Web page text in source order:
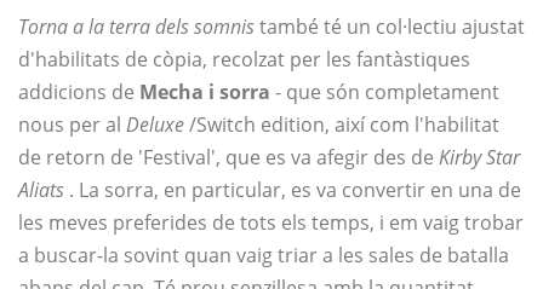
Torna a la terra dels somnistambé té un col·lectiu ajustat
d'habilitats de còpia, recolzat per les fantàstiques
addicions de Mecha i sorra - que són completament
nous per al Deluxe/Switch edition, així com l'habilitat
de retorn de 'Festival', que es va afegir des de Kirby Star
Aliats . La sorra, en particular, es va convertir en una de
les meves preferides de tots els temps, i em vaig trobar
a buscar-la sovint quan vaig triar a les sales de batalla